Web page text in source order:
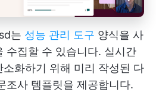
는 성능 관리 도구 양식을 사
수집할 수 있습니다. 실시간
화하기 위해 미리 작성된 다
조사 템플릿을 제공합니다.